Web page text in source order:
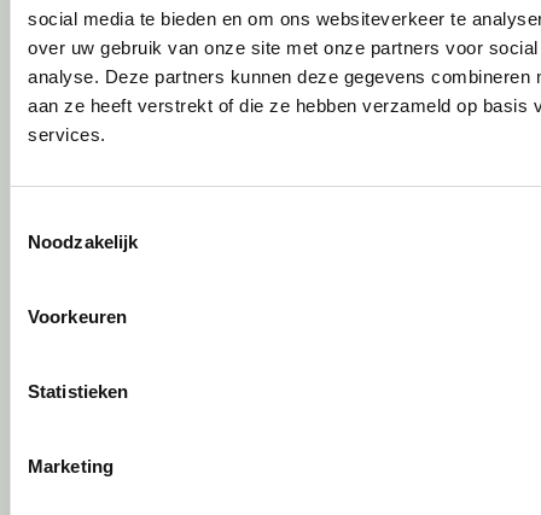
social media te bieden en om ons websiteverkeer te
over uw gebruik van onze site met onze partners voor
analyse. Deze partners kunnen deze gegevens combineren
aan ze heeft verstrekt of die ze hebben verzameld op basis
services.
Noodzakelijk
Voorkeuren
Statistieken
Marketing
Interne verhuizing
Circulair inrichten
Duurzaamheid in onze showrooms
Tarkett Restart ®
Samen voor de beste werkomgeving
Wat is een EPD?